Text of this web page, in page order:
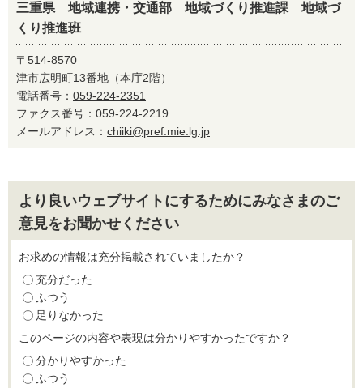
三重県 地域連携・交通部 地域づくり推進課 地域づ
くり推進班
〒514-8570
津市広明町13番地（本庁2階）
電話番号： 059-224-2351
ファクス番号：059-224-2219
メールアドレス： chiiki@pref.mie.lg.jp
より良いウェブサイトにするためにみなさまのご
意見をお聞かせください
お求めの情報は充分掲載されていましたか？
充分だった
ふつう
足りなかった
このページの内容や表現は分かりやすかったですか？
分かりやすかった
ふつう